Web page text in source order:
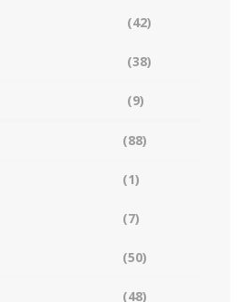
(42)
(38)
(9)
(88)
(1)
(7)
(50)
(48)